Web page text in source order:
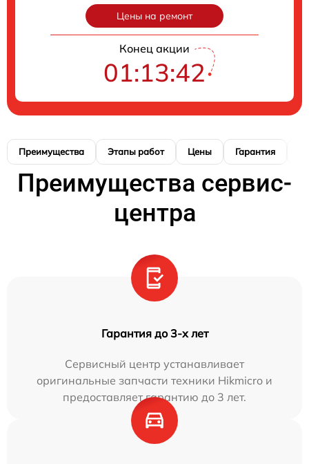
Цены на ремонт
Конец акции
01:13:40
Преимущества Этапы работ Цены Гарантия
Преимущества сервис-
центра
Гарантия до 3-х лет
Сервисный центр устанавливает
оригинальные запчасти техники Hikmicro и
предоставляет гарантию до 3 лет.